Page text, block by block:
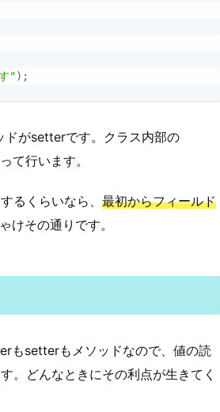
") ;
ドがsetterです。クラス内部の
て行います。
るくらいなら、 最初からフィールド
けその通りです。
もsetterもメソッドなので、値の読
。どんなときにその利点が生きてく